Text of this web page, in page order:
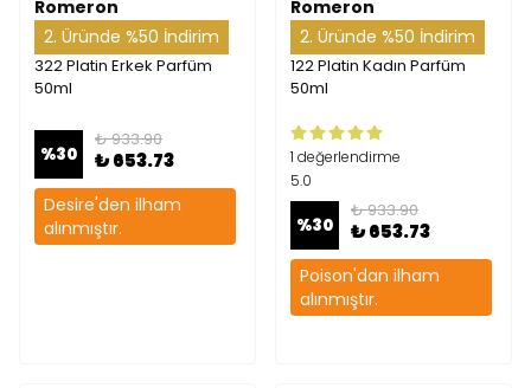
Romeron
2. Üründe %50 İndirim
322 Platin Erkek Parfüm
50ml
%30
₺ 933.90
₺ 653.73
Desire'den ilham
alınmıştır.
Romeron
2. Üründe %50 İndirim
122 Platin Kadın Parfüm
50ml
1 değerlendirme
5.0
%30
₺ 933.90
₺ 653.73
Poison'dan ilham
alınmıştır.